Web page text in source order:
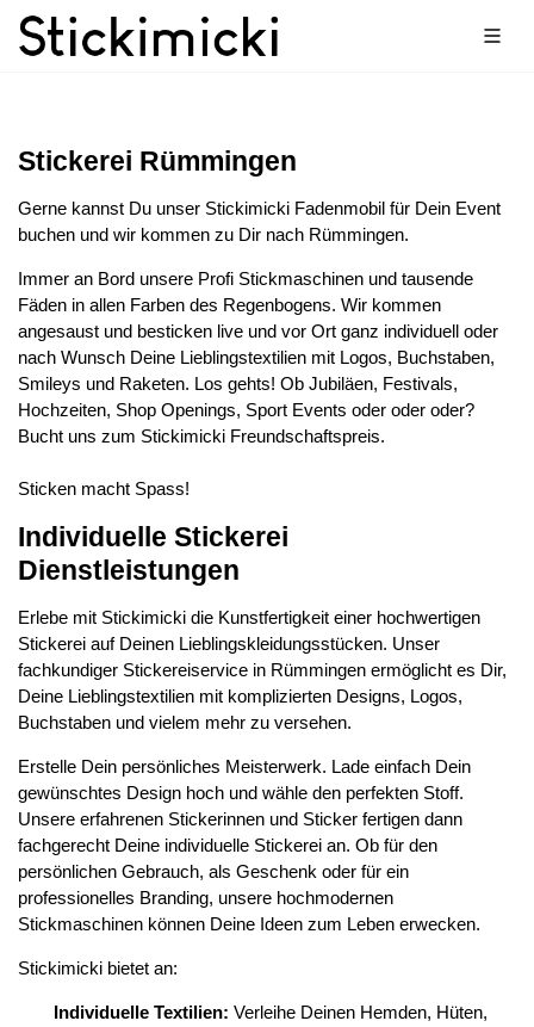
Stickerei Rümmingen
Gerne kannst Du unser Stickimicki Fadenmobil für Dein Event
buchen und wir kommen zu Dir nach Rümmingen.
Immer an Bord unsere Profi Stickmaschinen und tausende
Fäden in allen Farben des Regenbogens. Wir kommen
angesaust und besticken live und vor Ort ganz individuell oder
nach Wunsch Deine Lieblingstextilien mit Logos, Buchstaben,
Smileys und Raketen. Los gehts! Ob Jubiläen, Festivals,
Hochzeiten, Shop Openings, Sport Events oder oder oder?
Bucht uns zum Stickimicki Freundschaftspreis.
Sticken macht Spass!
Individuelle Stickerei
Dienstleistungen
Erlebe mit Stickimicki die Kunstfertigkeit einer hochwertigen
Stickerei auf Deinen Lieblingskleidungsstücken. Unser
fachkundiger Stickereiservice in Rümmingen ermöglicht es Dir,
Deine Lieblingstextilien mit komplizierten Designs, Logos,
Buchstaben und vielem mehr zu versehen.
Erstelle Dein persönliches Meisterwerk. Lade einfach Dein
gewünschtes Design hoch und wähle den perfekten Stoff.
Unsere erfahrenen Stickerinnen und Sticker fertigen dann
fachgerecht Deine individuelle Stickerei an. Ob für den
persönlichen Gebrauch, als Geschenk oder für ein
professionelles Branding, unsere hochmodernen
Stickmaschinen können Deine Ideen zum Leben erwecken.
Stickimicki bietet an:
Individuelle Textilien: Verleihe Deinen Hemden, Hüten,